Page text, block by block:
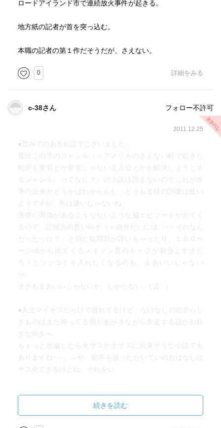
ロードアイランド市で連続放火事件が起きる。
地方紙の記者が首を突っ込む。
本職の記者の第１作だそうだが、さえない。
0 詳細をみる
c-38さん フォロー不許可
2011.12.25
●読みでのあるお話でございました。
普段この手のジャンル（＝アメリカのさえない町で起きた
犯罪を警官とか警官じゃない主人公とかが解決しようとす
るジャンル。ってなに？）の小説は読まないのでこれが水
準の出来かどうかはわからんし、どうも皆様の評価は低い
ようですが、私は嫌いじゃないね。
唐突に関係があるようなないような脇エピソードが出てく
るので、記憶力の悪い向き（＝自分だ）には「･･･それなん
だったっけ？」と頭に疑問符が浮いちゃったり、１５０ペ
ージ頃から出てくるメイソン君のキャラが都合よすぎだ
ろ！とツッコミを入れたくなるのも、まあいいじゃない
か。
オチもまあいいじゃないか。しかたない。(´Д｀）
●人生マイナスだらけで疲れてるけど、なけなしの信念らし
きものはまだ持ってる男があがきながら奔走する話がお好
きな向きへ。
ちょっと改編したら火サスか土サスに出来そうな小説でも
ありますね･･･。←や、犯罪を扱ったたいていのおはなしは
サス化できるけどね。それをい
続きを読む